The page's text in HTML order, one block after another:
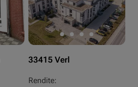
33415 Verl
Rendite: